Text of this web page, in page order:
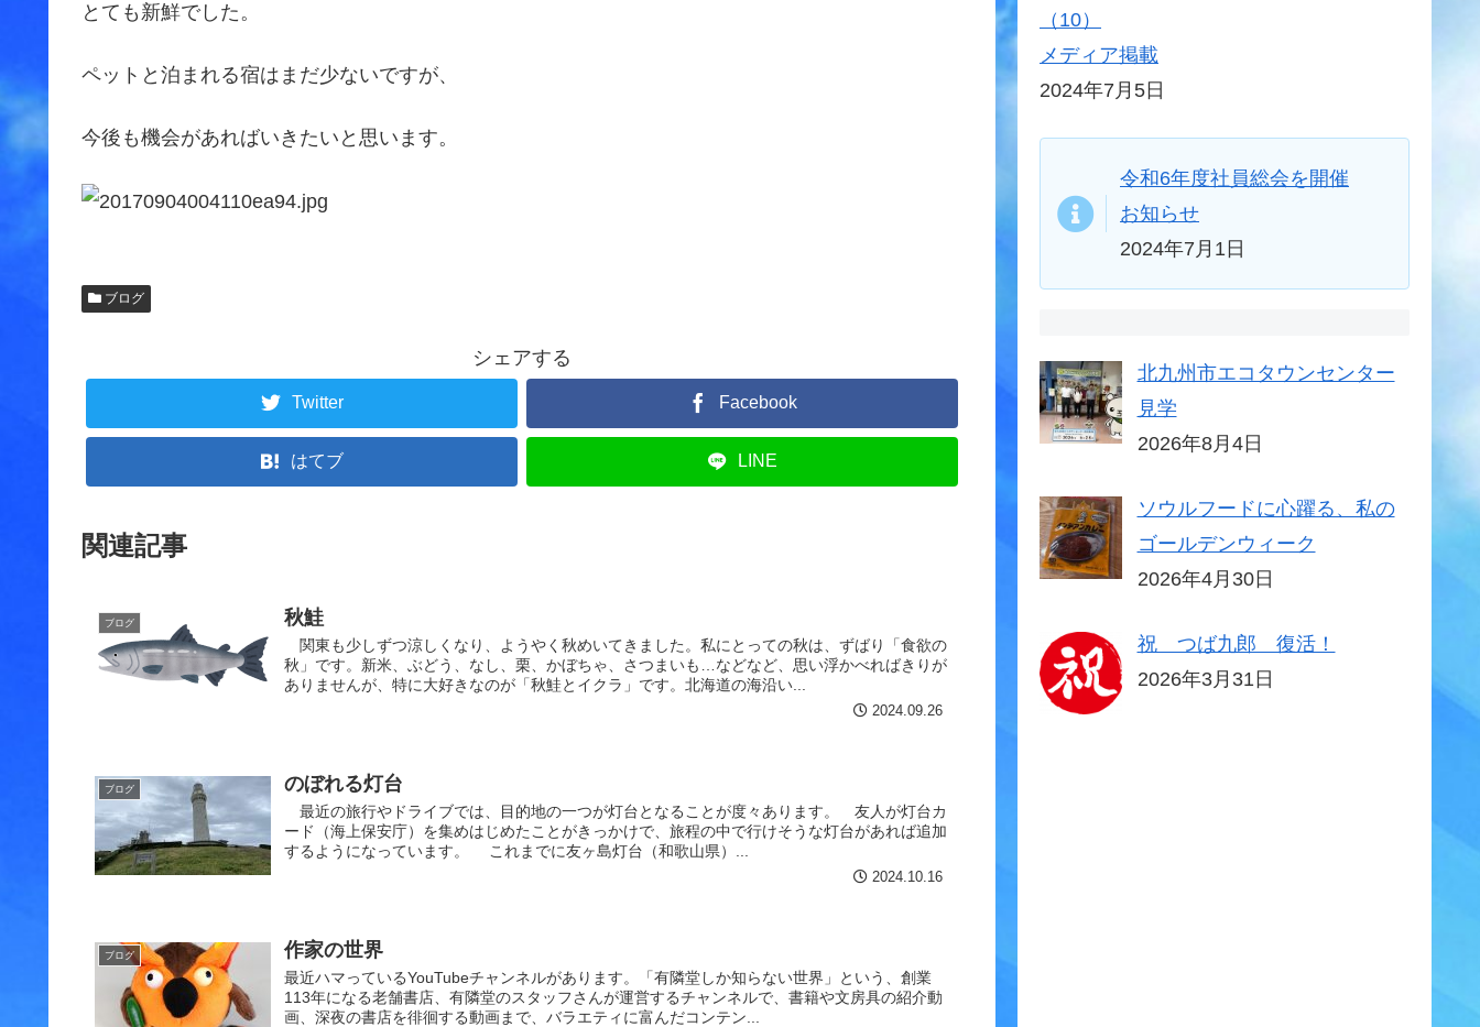
とても新鮮でした。
ペットと泊まれる宿はまだ少ないですが、
今後も機会があればいきたいと思います。
ブログ
シェアする
Twitter Facebook
はてブ LINE
関連記事
ブログ 秋鮭
関東も少しずつ涼しくなり、ようやく秋めいてきました。私にとっての秋は、ずばり「食欲の
秋」です。新米、ぶどう、なし、栗、かぼちゃ、さつまいも…などなど、思い浮かべればきりが
ありませんが、特に大好きなのが「秋鮭とイクラ」です。北海道の海沿い...
2024.09.26
ブログ のぼれる灯台
最近の旅行やドライブでは、目的地の一つが灯台となることが度々あります。 友人が灯台カ
ード（海上保安庁）を集めはじめたことがきっかけで、旅程の中で行けそうな灯台があれば追加
するようになっています。 これまでに友ヶ島灯台（和歌山県）...
2024.10.16
ブログ 作家の世界
最近ハマっているYouTubeチャンネルがあります。「有隣堂しか知らない世界」という、創業
113年になる老舗書店、有隣堂のスタッフさんが運営するチャンネルで、書籍や文房具の紹介動
画、深夜の書店を徘徊する動画まで、バラエティに富んだコンテン...
（10）
メディア掲載
2024年7月5日
令和6年度社員総会を開催
お知らせ
2024年7月1日
北九州市エコタウンセンター
見学
2026年8月4日
ソウルフードに心躍る、私の
ゴールデンウィーク
2026年4月30日
祝 つば九郎 復活！
2026年3月31日